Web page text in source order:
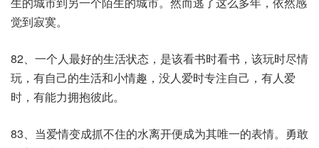
觉到寂寞。
82、一个人最好的生活状态，是该看书时看书，该玩时尽情
玩，有自己的生活和小情趣，没人爱时专注自己，有人爱
时，有能力拥抱彼此。
83、当爱情变成抓不住的水离开便成为其唯一的表情。勇敢